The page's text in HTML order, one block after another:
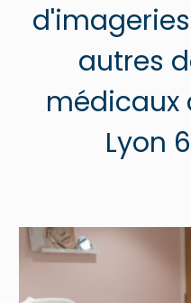
autres
médicaux
Lyon